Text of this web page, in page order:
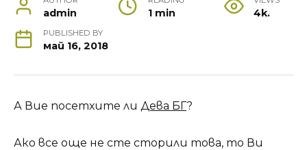
admin 1 min 4k.
PUBLISHED BY
май 16, 2018
А Вие посетхите ли Дева БГ?
Ако все още не сте сторили това, то Ви